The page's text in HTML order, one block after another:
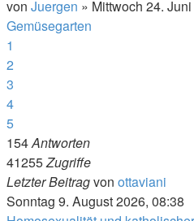
von Juergen » Mittwoch 24.
Gemüsegarten
1
2
3
4
5
154Antworten
41255Zugriffe
Letzter Beitragvon ottaviani
Sonntag 9. August 2026, 08:38